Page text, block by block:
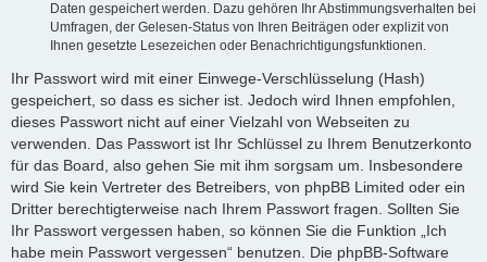
Daten gespeichert werden. Dazu gehören Ihr Abstimmungsverhalten bei
Umfragen, der Gelesen-Status von Ihren Beiträgen oder explizit von
Ihnen gesetzte Lesezeichen oder Benachrichtigungsfunktionen.
Ihr Passwort wird mit einer Einwege-Verschlüsselung (Hash)
gespeichert, so dass es sicher ist. Jedoch wird Ihnen empfohlen,
dieses Passwort nicht auf einer Vielzahl von Webseiten zu
verwenden. Das Passwort ist Ihr Schlüssel zu Ihrem Benutzerkonto
für das Board, also gehen Sie mit ihm sorgsam um. Insbesondere
wird Sie kein Vertreter des Betreibers, von phpBB Limited oder ein
Dritter berechtigterweise nach Ihrem Passwort fragen. Sollten Sie
Ihr Passwort vergessen haben, so können Sie die Funktion „Ich
habe mein Passwort vergessen“ benutzen. Die phpBB-Software